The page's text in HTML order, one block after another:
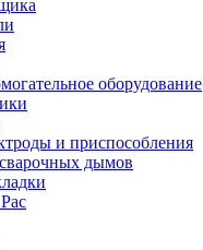
оборудование
и приспособления
дымов